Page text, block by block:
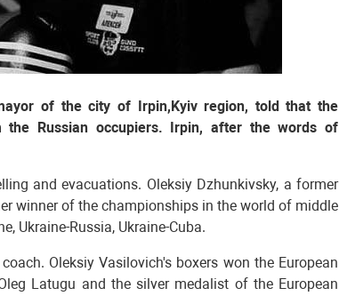
of the city of Irpin,Kyiv region, told that the
Russian occupiers. Irpin, after the words of
and evacuations. Oleksiy Dzhunkivsky, a former
winner of the championships in the world of middle
Ukraine-Russia, Ukraine-Cuba.
Oleksiy Vasilovich's boxers won the European
Latugu and the silver medalist of the European